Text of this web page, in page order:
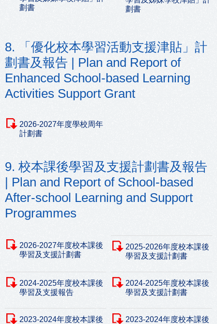
劃書
劃書
8. 「優化校本學習活動支援津貼」計
劃書及報告 | Plan and Report of
Enhanced School-based Learning
Activities Support Grant
2026-2027年度學校周年
計劃書
9. 校本課後學習及支援計劃書及報告
| Plan and Report of School-based
After-school Learning and Support
Programmes
2026-2027年度校本課後
學習及支援計劃書
2025-2026年度校本課後
學習及支援計劃書
2024-2025年度校本課後
學習及支援報告
2024-2025年度校本課後
學習及支援計劃書
2023-2024年度校本課後
2023-2024年度校本課後